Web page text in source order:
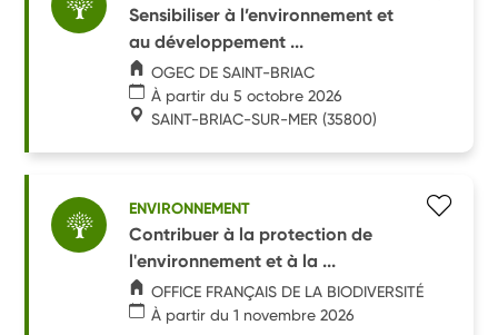
Sensibiliser à l’environnement et
au développement ...
OGEC DE SAINT-BRIAC
À partir du 5 octobre 2026
SAINT-BRIAC-SUR-MER (35800)
ENVIRONNEMENT
Contribuer à la protection de
l'environnement et à la ...
OFFICE FRANÇAIS DE LA BIODIVERSITÉ
À partir du 1 novembre 2026